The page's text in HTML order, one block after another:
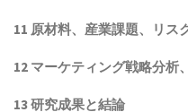
11 原材料、産業課題、リス
12 マーケティング戦略分析
13 研究成果と結論